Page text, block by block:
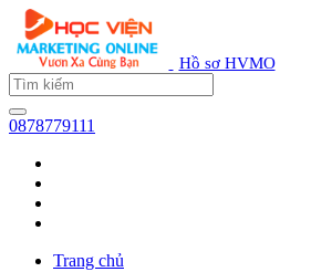
Hồ sơ HVMO
0878779111
Trang chủ